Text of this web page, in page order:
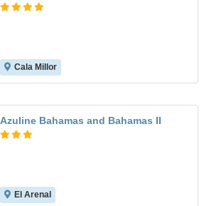
Cala Millor
Azuline Bahamas and Bahamas II
El Arenal